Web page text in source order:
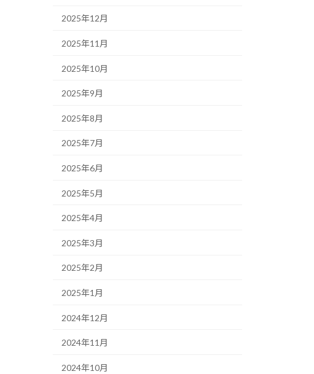
2025年12月
2025年11月
2025年10月
2025年9月
2025年8月
2025年7月
2025年6月
2025年5月
2025年4月
2025年3月
2025年2月
2025年1月
2024年12月
2024年11月
2024年10月